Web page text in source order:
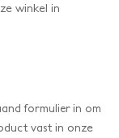
winkel in
formulier in om
vast in onze